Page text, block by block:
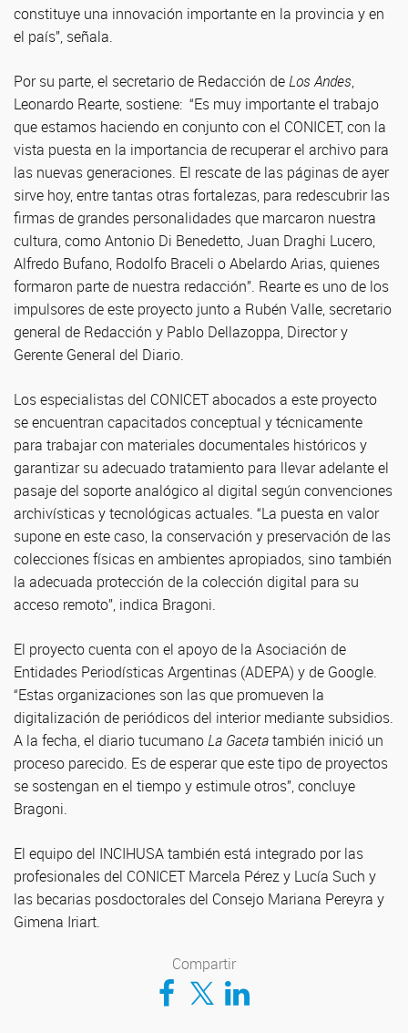
constituye una innovación importante en la provincia y en
el país”, señala.
Por su parte, el secretario de Redacción deLos Andes,
Leonardo Rearte, sostiene: “Es muy importante el trabajo
que estamos haciendo en conjunto con el CONICET, con la
vista puesta en la importancia de recuperar el archivo para
las nuevas generaciones. El rescate de las páginas de ayer
sirve hoy, entre tantas otras fortalezas, para redescubrir las
firmas de grandes personalidades que marcaron nuestra
cultura, como Antonio Di Benedetto, Juan Draghi Lucero,
Alfredo Bufano, Rodolfo Braceli o Abelardo Arias, quienes
formaron parte de nuestra redacción”. Rearte es uno de los
impulsores de este proyecto junto a Rubén Valle, secretario
general de Redacción y Pablo Dellazoppa, Director y
Gerente General del Diario.
Los especialistas del CONICET abocados a este proyecto
se encuentran capacitados conceptual y técnicamente
para trabajar con materiales documentales históricos y
garantizar su adecuado tratamiento para llevar adelante el
pasaje del soporte analógico al digital según convenciones
archivísticas y tecnológicas actuales. “La puesta en valor
supone en este caso, la conservación y preservación de las
colecciones físicas en ambientes apropiados, sino también
la adecuada protección de la colección digital para su
acceso remoto”, indica Bragoni.
El proyecto cuenta con el apoyo de la Asociación de
Entidades Periodísticas Argentinas (ADEPA) y de Google.
“Estas organizaciones son las que promueven la
digitalización de periódicos del interior mediante subsidios.
A la fecha, el diario tucumanoLa Gacetatambién inició un
proceso parecido. Es de esperar que este tipo de proyectos
se sostengan en el tiempo y estimule otros”, concluye
Bragoni.
El equipo del INCIHUSA también está integrado por las
profesionales del CONICET Marcela Pérez y Lucía Such y
las becarias posdoctorales del Consejo Mariana Pereyra y
Gimena Iriart.
Compartir
Compartir en Facebook
Compartir en TwitterCompartir en LinkedIn